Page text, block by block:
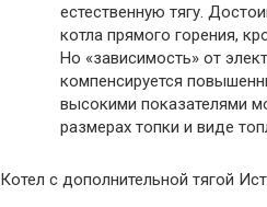
естественную тягу.
котла прямого горения,
Но «зависимость» от
компенсируется
высокими показателями
размерах топки и виде
Котел с дополнительной тягой